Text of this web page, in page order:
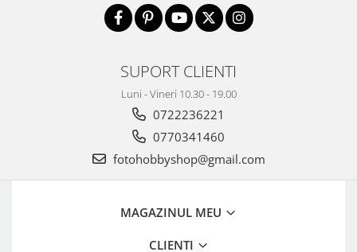
SUPORT CLIENTI
Luni - Vineri 10.30 - 19.00
0722236221
0770341460
fotohobbyshop@gmail.com
MAGAZINUL MEU
CLIENTI